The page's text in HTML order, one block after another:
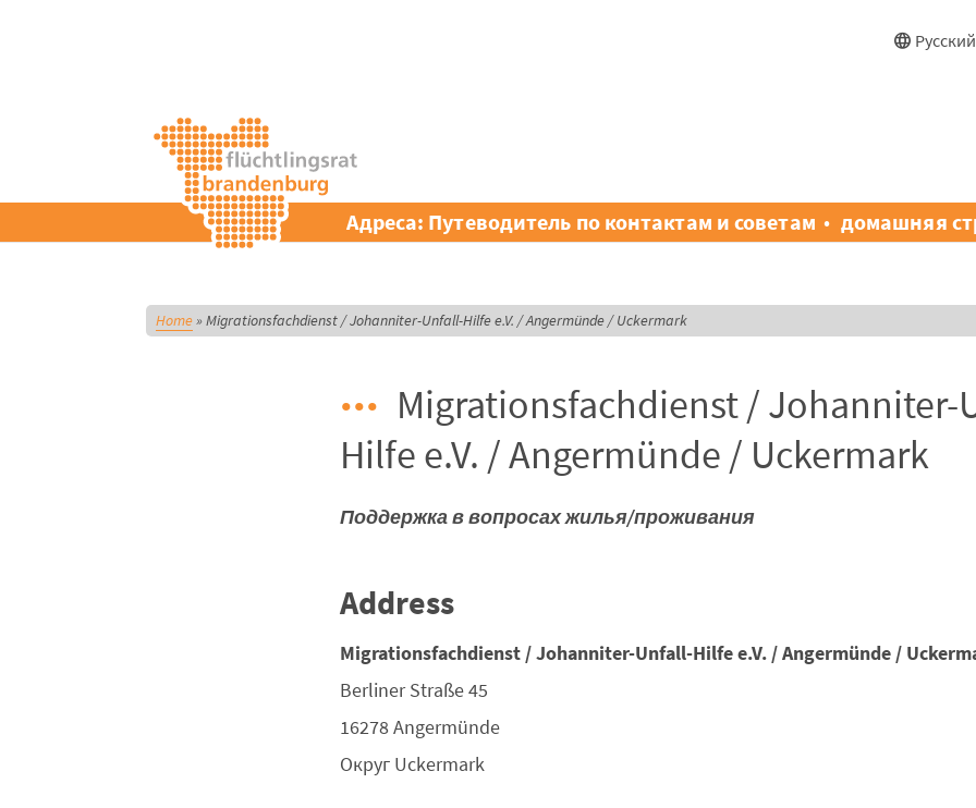
Русский
Адреса: Путеводитель по контактам и советам домашняя
Home»Migrationsfachdienst / Johanniter-Unfall-Hilfe e.V. / Angermünde / Uckermark
Migrationsfachdienst / Johanniter-
Hilfe e.V. / Angermünde / Uckermark
Поддержка в вопросах жилья/проживания
Address
Migrationsfachdienst / Johanniter-Unfall-Hilfe e.V. / Angermünde /
Berliner Straße 45
16278Angermünde
Округ Uckermark